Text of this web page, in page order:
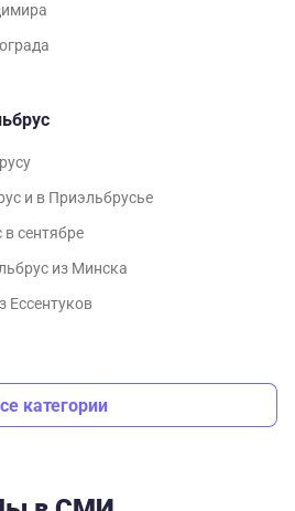
и в Приэльбрусье
сентябре
из Минска
Ессентуков
категории